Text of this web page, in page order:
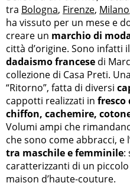
tra Bologna, Firenze, Milano
ha vissuto per un mese e
creare un marchio di
città d’origine. Sono infatti il
dadaismo francese di
collezione di Casa Preti.
“Ritorno”, fatta di diversi
cappotti realizzati in fresco
chiffon, cachemire,
Volumi ampi che
che sono come abbracci, e
tra maschile e femminile:
caratterizzanti di un
maison d’haute-couture.